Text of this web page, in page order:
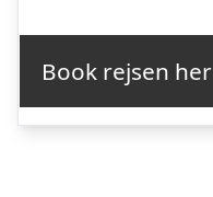
Book rejsen her